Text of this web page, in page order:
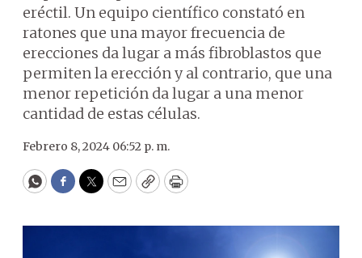
eréctil. Un equipo científico constató en
ratones que una mayor frecuencia de
erecciones da lugar a más fibroblastos que
permiten la erección y al contrario, que una
menor repetición da lugar a una menor
cantidad de estas células.
Febrero 8, 2024 06:52 p. m.
WhatsApp
Facebook
Twitter
EmailCopyPrint